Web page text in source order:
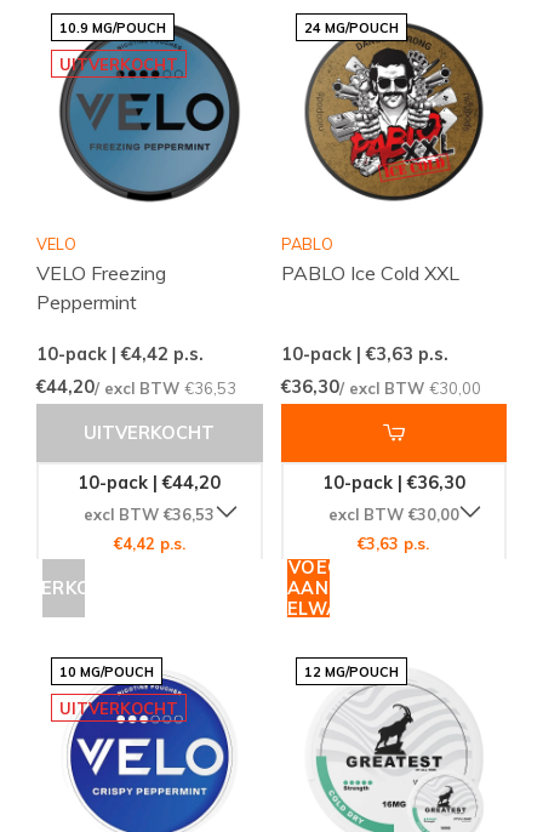
10.9 MG/POUCH
UITVERKOCHT
VELO
VELO Freezing
Peppermint
10-pack | €4,42 p.s.
€44,20/ excl BTW €36,53
UITVERKOCHT
10-pack | €44,20
excl BTW €36,53
€4,42 p.s.
24 MG/POUCH
PABLO
PABLO Ice Cold XXL
10-pack | €3,63 p.s.
€36,30/ excl BTW €30,00
10-pack | €36,30
excl BTW €30,00
€3,63 p.s.
TOEVOEGEN
AAN
WINKELWAGEN
10 MG/POUCH
UITVERKOCHT
12 MG/POUCH